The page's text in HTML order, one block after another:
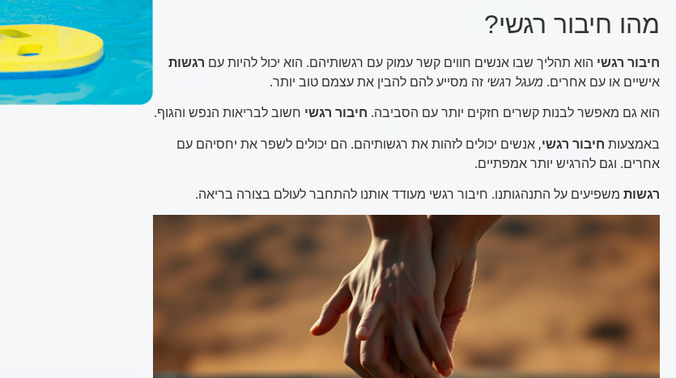
מהו חיבור רגשי?
חיבור רגשי הוא תהליך שבו אנשים חווים קשר עמוק עם רגשותיהם. הוא יכול להיות עם רגשות
אישיים או עם אחרים. מעגל רגשי זה מסייע להם להבין את עצמם טוב יותר.
הוא גם מאפשר לבנות קשרים חזקים יותר עם הסביבה. חיבור רגשי חשוב לבריאות הנפש והגוף.
באמצעות חיבור רגשי, אנשים יכולים לזהות את רגשותיהם. הם יכולים לשפר את יחסיהם עם
אחרים. וגם להרגיש יותר אמפתיים.
רגשות משפיעים על התנהגותנו. חיבור רגשי מעודד אותנו להתחבר לעולם בצורה בריאה.